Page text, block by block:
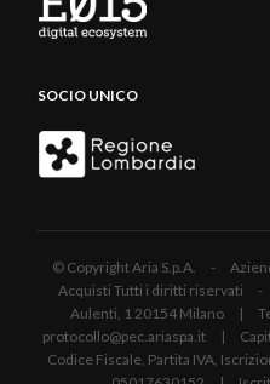
SOCIO UNICO
© Copyright Aria S.p.A. -
Acquisti Tutti i diritti riservati -
Aulenti, 1 20154 Milano |
protocollo@pec.ariaspa.it |
Codice Fiscale, Partita IVA,